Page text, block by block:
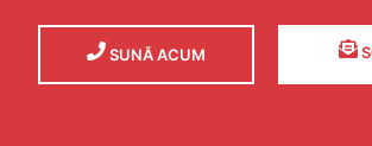
SUNĂ ACUM